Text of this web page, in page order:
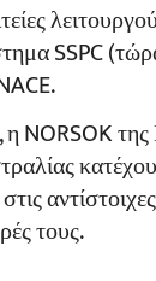
SSPC
η NORSOK
αντίστοιχες
τους.